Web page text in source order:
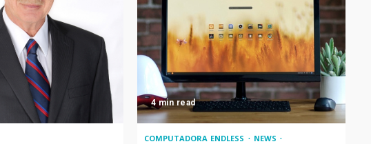
4 min read
COMPUTADORA ENDLESS
NEWS